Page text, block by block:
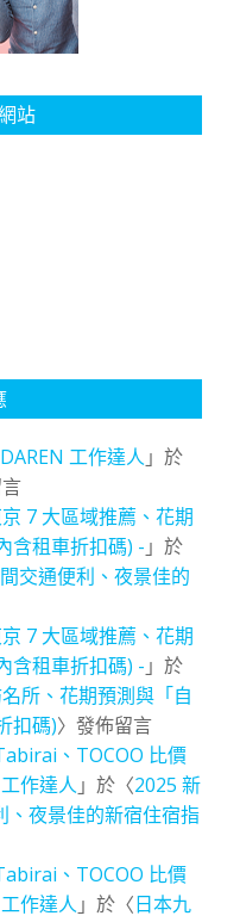
站
工作達人 」於
7 大區域推薦、花期
含租車折扣碼) - 」於
交通便利、夜景佳的
7 大區域推薦、花期
含租車折扣碼) - 」於
所、花期預測與「自
扣碼)〉發佈留言
、TOCOO 比價
作達人 」於〈2025 新
、夜景佳的新宿住宿指
、TOCOO 比價
作達人 」於〈日本九